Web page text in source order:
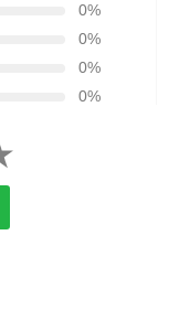
0%
0%
0%
0%